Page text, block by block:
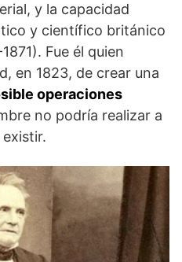
y la capacidad
y científico británico
1871). Fue él quien
en 1823, de crear una
operaciones
no podría realizar a